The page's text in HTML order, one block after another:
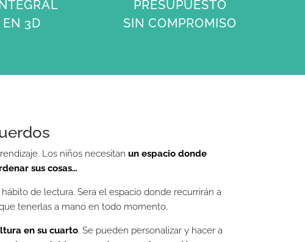
3D
PRESUPUESTO
SIN COMPROMISO
Los niños necesitan un espacio donde
sus cosas…
de lectura. Sera el espacio donde recurrirán a
tenerlas a mano en todo momento.
en su cuarto. Se pueden personalizar y hacer a